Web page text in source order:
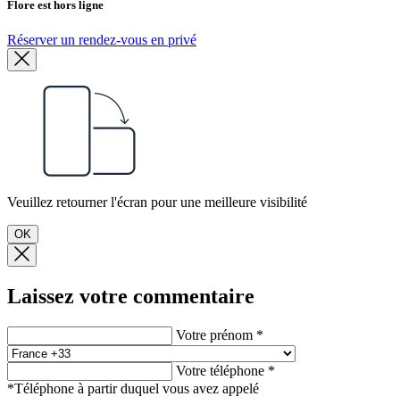
Flore est hors ligne
Réserver un rendez-vous en privé
Veuillez retourner l'écran pour une meilleure visibilité
OK
Laissez votre commentaire
Votre prénom *
Votre téléphone *
*Téléphone à partir duquel vous avez appelé